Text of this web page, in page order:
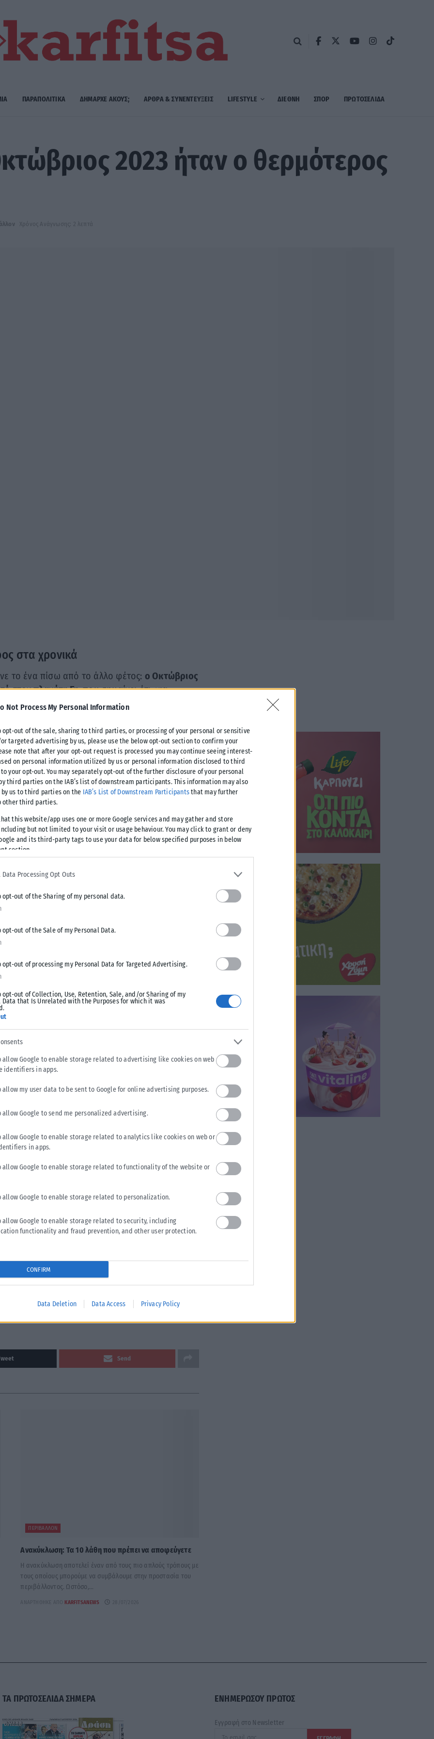
Not Process My Personal Information
opt-out of the sale, sharing to third parties, or processing of your personal or sensitive
targeted advertising by us, please use the below opt-out section to confirm your
note that after your opt-out request is processed you may continue seeing interest-
on personal information utilized by us or personal information disclosed to third
your opt-out. You may separately opt-out of the further disclosure of your personal
third parties on the IAB’s list of downstream participants. This information may also
by us to third parties on the IAB’s List of Downstream Participantsthat may further
other third parties.
this website/app uses one or more Google services and may gather and store
but not limited to your visit or usage behaviour. You may click to grant or deny
and its third-party tags to use your data for below specified purposes in below
section.
Data Processing Opt Outs
opt-out of the Sharing of my personal data.
opt-out of the Sale of my Personal Data.
opt-out of processing my Personal Data for Targeted Advertising.
opt-out of Collection, Use, Retention, Sale, and/or Sharing of my
Data that Is Unrelated with the Purposes for which it was
allow Google to enable storage related to advertising like cookies on web
identifiers in apps.
allow my user data to be sent to Google for online advertising purposes.
allow Google to send me personalized advertising.
allow Google to enable storage related to analytics like cookies on web or
in apps.
allow Google to enable storage related to functionality of the website or
allow Google to enable storage related to personalization.
allow Google to enable storage related to security, including
functionality and fraud prevention, and other user protection.
CONFIRM
Data Deletion Data Access Privacy Policy
ΠΑΡΑΠΟΛΙΤΙΚΑ ΔΗΜΑΡΧE ΑΚΟΥΣ; ΑΡΘΡΑ & ΣΥΝΕΝΤΕΥΞΕΙΣ LIFESTYLE ΔΙΕΘΝΗ ΣΠΟΡ ΠΡΩΤΟΣΈΛΙΔΑ
2023 ήταν ο θερμότερος
Χρόνος Ανάγνωσης: 2 λεπτά
στα χρονικά
το ένα πίσω από το άλλο φέτος: ο Οκτώβριος
στον πλανήτη Γη, που σημαίνει ότι, για
κατάρριψης ιστορικών υψηλών, που
που δημοσιοποιεί σήμερα το ευρωπαϊκό
πωςτο 2023 είναι πλέον «πρακτικά βέβαιο»
, ξεπερνώντας το προηγούμενο ετήσιο
συνώνυμες λιμών, καταστροφικές
τις προειδοποιήσεις επιστημόνων,
πλαισίου των Ηνωμένων Εθνών για
των Ηνωμένων Αραβικών Εμιράτων (30ή
ότι
για τη λήψη φιλόδοξων μέτρων για το
τόσο ισχυρή», υπογράμμισε η Σαμάνθα
αλλαγής Κοπέρνικος (C3S), σύμφωνα
να φθάνει τους 15,38° Κελσίου
μηνιαίο ρεκόρ (Οκτώβριος του 2019)
Κοπέρνικος. Η ανωμαλία είναι «εκπληκτική»
μέχρι σήμερα, πίσω μόνο από αυτήν του
«1,7° Κελσίου πιο θερμή από οποιονδήποτε
προβιομηχανική περίοδο αναφοράς,
του θερμοκηπίου, συμπληρώνει το
η υψηλότερη που έχει καταγραφεί ποτέ τους
κατά 1,43° Κελσίου ανώτερη από αυτές της
εμβληματικό όριο (+1,5° Κελσίου) της
να κάνει έναν πρώτο απολογισμό της
να προχωρήσει στη λήψη των πρώτων
την άνοιξη ότι το όριο αυτό θα
πρώτη φορά τα επόμενα πέντε χρόνια.
καταγράφεται για χρόνια
προκειμένου να
της κλιματικής αλλαγής. Η
(GIEC) θεωρεί ότι
2035 βρίσκεται περί το 50%,
προκαλούν το φαινόμενο του
καυσίμων.
Send
ΠΕΡΙΒΆΛΛΟΝ
Ανακύκλωση: Τα 10 λάθη που πρέπει να αποφεύγετε
Η ανακύκλωση αποτελεί έναν από τους πιο απλούς τρόπους με
τους οποίους μπορούμε να συμβάλουμε στην προστασία του
περιβάλλοντος. Ωστόσο,...
ΑΝΑΡΤΉΘΗΚΕ ΑΠΌ KARFITSANEWS 28/07/2026
ΤΑ ΠΡΩΤΟΣΕΛΙΔΑ ΣΗΜΕΡΑ ΕΝΗΜΕΡΩΣΟΥ ΠΡΩΤΟΣ
Εγγραφή στο Newsletter